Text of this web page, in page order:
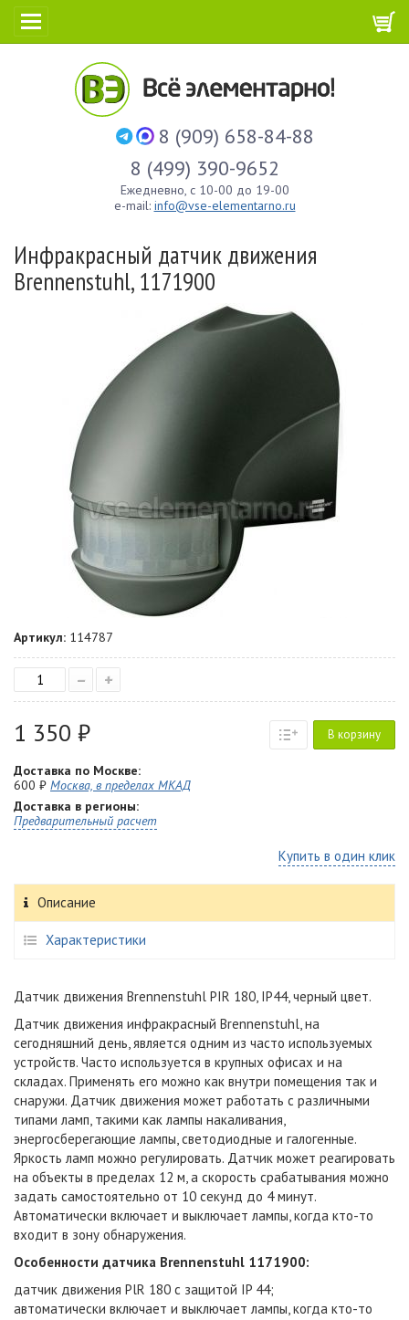
8 (909) 658-84-88
8 (499) 390-9652
Ежедневно, с 10-00 до 19-00
e-mail: info@vse-elementarno.ru
Инфракрасный датчик движения
Brennenstuhl, 1171900
Артикул: 114787
– +
1 350 ₽ В корзину
Доставка по Москве:
600 ₽ Москва, в пределах МКАД
Доставка в регионы:
Предварительный расчет
Купить в один клик
Описание
Характеристики
Датчик движения Brennenstuhl PIR 180, IP44, черный цвет.
Датчик движения инфракрасный Brennenstuhl,на
сегодняшний день, является одним из часто используемых
устройств. Часто используется в крупных офисах и на
складах. Применять его можно как внутри помещения так и
снаружи. Датчик движения может работать с различными
типами ламп, такими как лампы накаливания,
энергосберегающие лампы, светодиодные и галогенные.
Яркость ламп можно регулировать. Датчик может реагировать
на объекты в пределах 12 м, а скорость срабатывания можно
задать самостоятельно от 10 секунд до 4 минут.
Автоматически включает и выключает лампы, когда кто-то
входит в зону обнаружения.
Особенности датчика Brennenstuhl 1171900:
датчик движения PlR 180 с защитой IP 44;
автоматически включает и выключает лампы, когда кто-то